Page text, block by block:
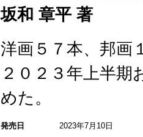
坂和 章平 著
洋画５７本、邦画
２０２３年上半期
めた。
発売日 2023年7月10日